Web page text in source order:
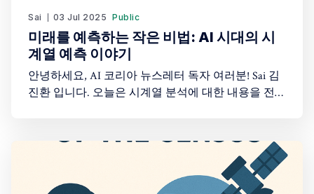
Sai 03 Jul 2025 Public
미래를 예측하는 작은 비법: AI 시대의 시
계열 예측 이야기
안녕하세요, AI 코리아 뉴스레터 독자 여러분! Sai 김
진환 입니다. 오늘은 시계열 분석에 대한 내용을 전달
야외 공연이 비로 취소될까 걱정해 본 적은요? 우리
는 일기예보를 보고 이런 결정을 내립니다. 주식 투자
자라면 내일 증시가 오를지 떨어질지 매일같이 촉각